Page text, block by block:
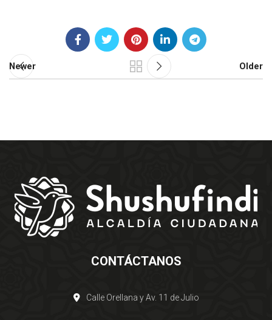
Newer Older
CONTÁCTANOS
Calle Orellana y Av. 11 de Julio